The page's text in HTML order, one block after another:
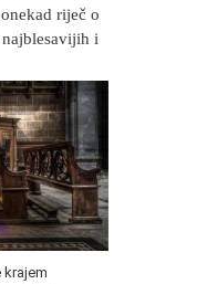
riječ o
i
krajem